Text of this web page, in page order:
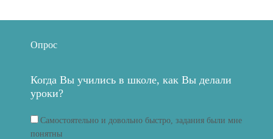
Опрос
Когда Вы учились в школе, как Вы делали
уроки?
Самостоятельно и довольно быстро, задания были мне
понятны